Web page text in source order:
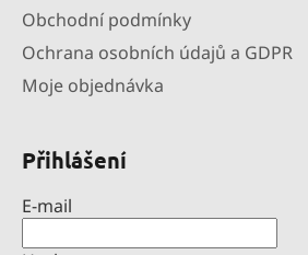
Obchodní podmínky
Ochrana osobních údajů a GDPR
Moje objednávka
Přihlášení
E-mail